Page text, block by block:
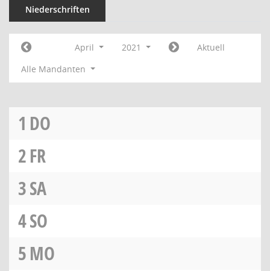
Niederschriften
April 2021
Aktuell
Alle Mandanten
1 DO
2FR
3SA
4SO
5MO